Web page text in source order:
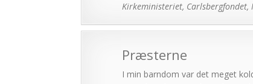
Kirkeministeriet, Carlsbergfondet,
Præsterne
I min barndom var det meget